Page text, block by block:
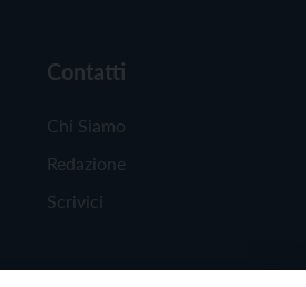
Contatti
Chi Siamo
Redazione
Scrivici